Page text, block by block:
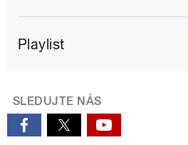
Playlist
SLEDUJTE NÁS